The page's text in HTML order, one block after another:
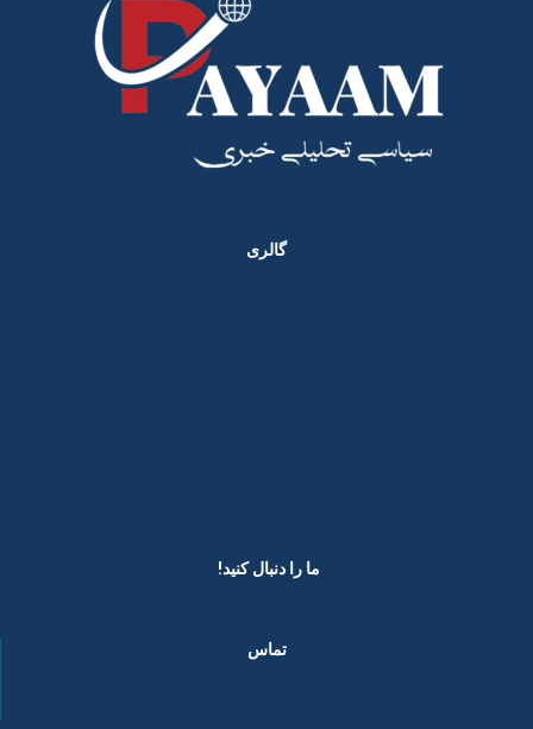
گالری
ما را دنبال کنید! ​
تماس